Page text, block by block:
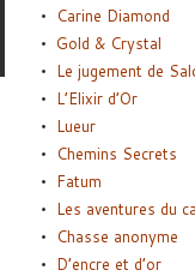
Carine Diamond
Gold & Crystal
Le jugement de
L’Elixir d’Or
Lueur
Chemins Secrets
Fatum
Les aventures du
Chasse anonyme
D’encre et d’or